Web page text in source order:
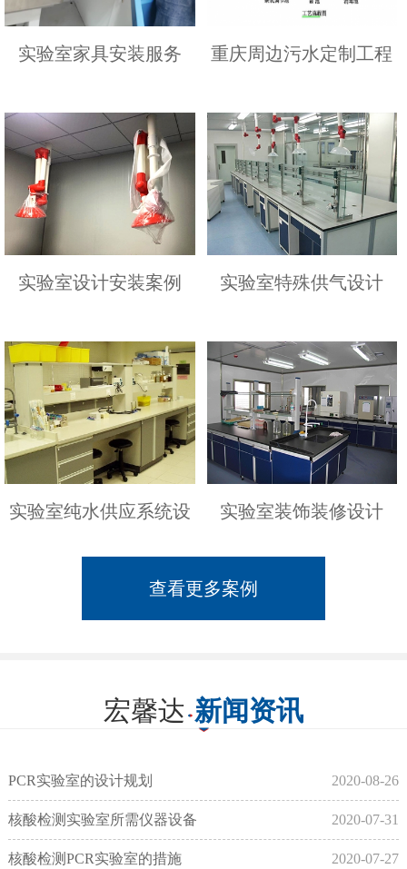
实验室家具安装服务 重庆周边污水定制工程
实验室设计安装案例 实验室特殊供气设计
实验室纯水供应系统设 实验室装饰装修设计
查看更多案例
宏馨达 新闻资讯
PCR实验室的设计规划 2020-08-26
核酸检测实验室所需仪器设备 2020-07-31
核酸检测PCR实验室的措施 2020-07-27